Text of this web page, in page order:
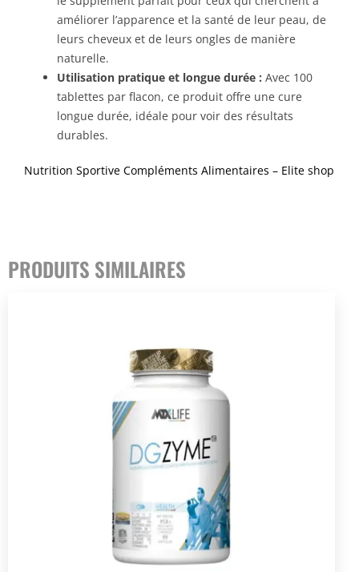
améliorer l’apparence et la santé de leur peau, de
leurs cheveux et de leurs ongles de manière
naturelle.
Utilisation pratique et longue durée : Avec 100
tablettes par flacon, ce produit offre une cure
longue durée, idéale pour voir des résultats
durables.
Nutrition Sportive Compléments Alimentaires – Elite shop
PRODUITS SIMILAIRES